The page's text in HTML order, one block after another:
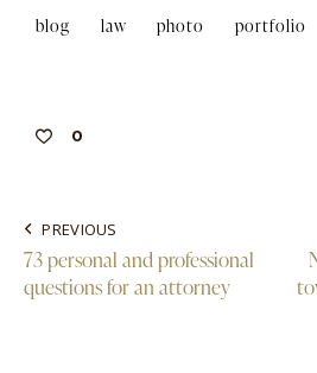
blog law photo portfolio
0
PREVIOUS
73 personal and professional
questions for an attorney